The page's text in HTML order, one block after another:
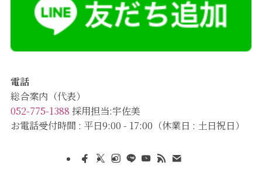
電話
総合案内（代表）
052-775-1388 採用担当:宇佐美
お電話受付時間 : 平日9:00 - 17:00（休業日 : 土日祝日）